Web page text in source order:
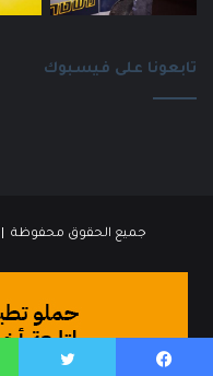
تابعونا على فيسبوك
جميع الحقوق محفوظة |